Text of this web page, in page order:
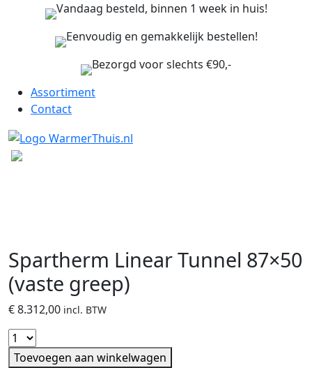
Vandaag besteld, binnen 1 week in huis!
Eenvoudig en gemakkelijk bestellen!
Bezorgd voor slechts €90,-
Assortiment
Contact
Spartherm Linear Tunnel 87×50
(vaste greep)
€8.312,00 incl. BTW
Toevoegen aan winkelwagen